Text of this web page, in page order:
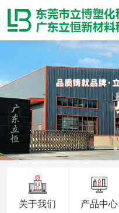
关于我们 产品中心